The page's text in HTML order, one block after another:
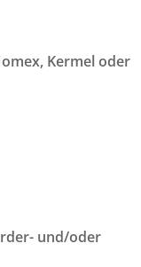
Kermel oder
und/oder